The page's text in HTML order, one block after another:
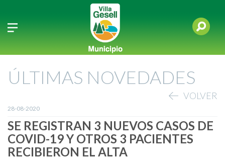
ÚLTIMAS NOVEDADES
VOLVER
28-08-2020
SE REGISTRAN 3 NUEVOS CASOS DE
COVID-19 Y OTROS 3 PACIENTES
RECIBIERON EL ALTA